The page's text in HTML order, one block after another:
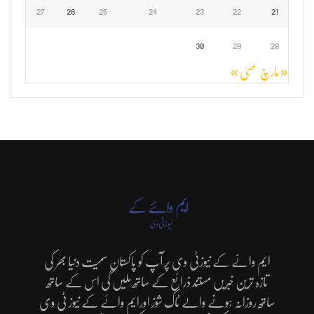
21
22
23
24
25
26
27
28
29
30
« مارچ مئی »
ایم وائے کے نیوزٹی وی پر آپ کو پاکستان سمیت دنیا بھر کی
تازہ ترین خبریں مستند ذرائع کے ساتھ ملیں گی اس کے ساتھ
ساتھ روزانہ ہونے والے ٹاک شوز اورایم وائے کے نیوز ٹی وی